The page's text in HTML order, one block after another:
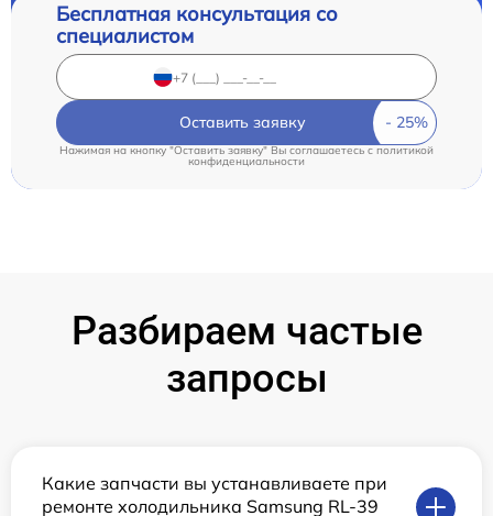
Бесплатная консультация со
специалистом
Оставить заявку
Нажимая на кнопку "Оставить заявку" Вы соглашаетесь c политикой
конфиденциальности
Разбираем частые
запросы
Какие запчасти вы устанавливаете при
ремонте холодильника Samsung RL-39